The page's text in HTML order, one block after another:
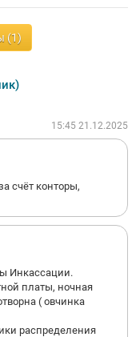
(1)
15:45 21.12.2025
счёт конторы,
Инкассации.
платы, ночная
( овчинка
распределения